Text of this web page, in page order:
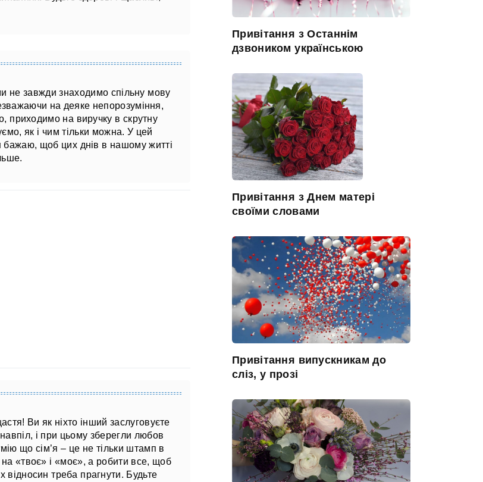
не завжди знаходимо спільну мову
на деяке непорозуміння,
приходимо на виручку в скрутну
як і чим тільки можна. У цей
бажаю, щоб цих днів в нашому житті
Ви як ніхто інший заслуговуєте
і при цьому зберегли любов
що сім’я – це не тільки штамп в
«твоє» і «моє», а робити все, щоб
треба прагнути. Будьте
Привітання з Останнім
дзвоником українською
Привітання з Днем матері
своїми словами
Привітання випускникам до
сліз, у прозі